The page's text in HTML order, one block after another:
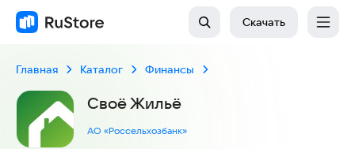
Скачать
Главная Каталог Финансы
Своё Жильё
АО «Россельхозбанк»